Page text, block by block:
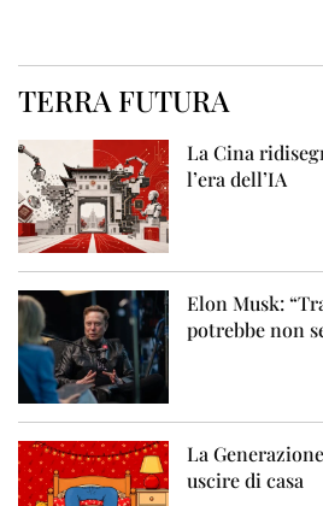
TERRA FUTURA
La Cina
l’era dell’IA
Elon Musk:
potrebbe non
La
uscire di casa